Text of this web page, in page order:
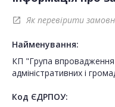
open_in_new Як перевірити
Найменування:
КП "Група
адміністративних і
Код ЄДРПОУ: